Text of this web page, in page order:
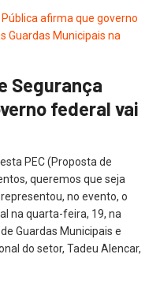
Segurança
federal vai
PEC (Proposta de
queremos que seja
no evento, o
na quarta-feira, 19, na
Guardas Municipais e
do setor, Tadeu Alencar,